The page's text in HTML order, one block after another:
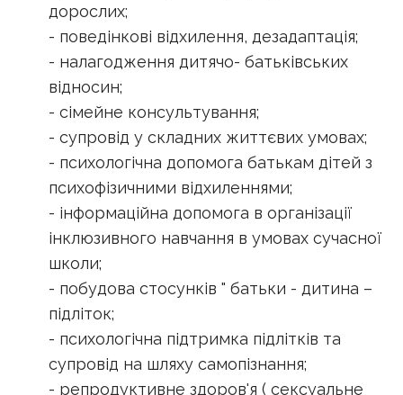
дорослих;
- поведінкові відхилення, дезадаптація;
- налагодження дитячо- батьківських
відносин;
- сімейне консультування;
- супровід у складних життєвих умовах;
- психологічна допомога батькам дітей з
психофізичними відхиленнями;
- інформаційна допомога в організації
інклюзивного навчання в умовах сучасної
школи;
- побудова стосунків " батьки - дитина –
підліток;
- психологічна підтримка підлітків та
супровід на шляху самопізнання;
- репродуктивне здоров'я ( сексуальне